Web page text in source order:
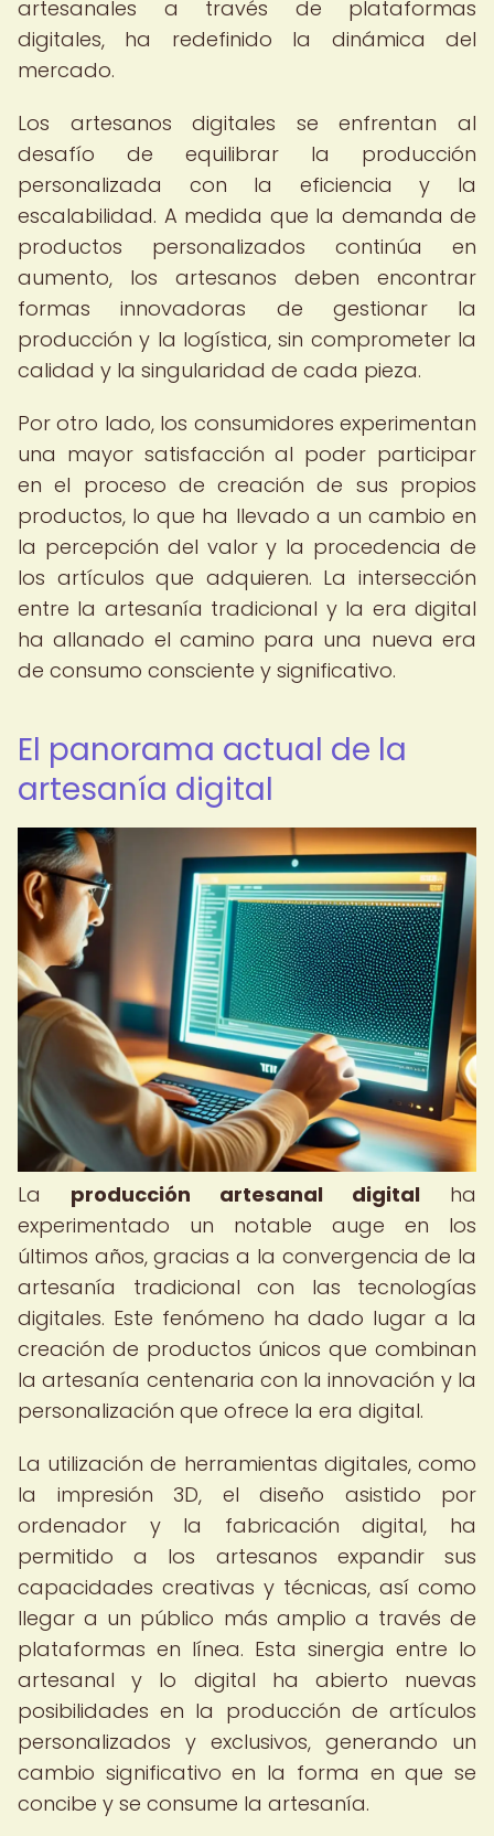
artesanales a través de plataformas
digitales, ha redefinido la dinámica del
mercado.
Los artesanos digitales se enfrentan al
desafío de equilibrar la producción
personalizada con la eficiencia y la
escalabilidad. A medida que la demanda de
productos personalizados continúa en
aumento, los artesanos deben encontrar
formas innovadoras de gestionar la
producción y la logística, sin comprometer la
calidad y la singularidad de cada pieza.
Por otro lado, los consumidores experimentan
una mayor satisfacción al poder participar
en el proceso de creación de sus propios
productos, lo que ha llevado a un cambio en
la percepción del valor y la procedencia de
los artículos que adquieren. La intersección
entre la artesanía tradicional y la era digital
ha allanado el camino para una nueva era
de consumo consciente y significativo.
El panorama actual de la
artesanía digital
La producción artesanal digital ha
experimentado un notable auge en los
últimos años, gracias a la convergencia de la
artesanía tradicional con las tecnologías
digitales. Este fenómeno ha dado lugar a la
creación de productos únicos que combinan
la artesanía centenaria con la innovación y la
personalización que ofrece la era digital.
La utilización de herramientas digitales, como
la impresión 3D, el diseño asistido por
ordenador y la fabricación digital, ha
permitido a los artesanos expandir sus
capacidades creativas y técnicas, así como
llegar a un público más amplio a través de
plataformas en línea. Esta sinergia entre lo
artesanal y lo digital ha abierto nuevas
posibilidades en la producción de artículos
personalizados y exclusivos, generando un
cambio significativo en la forma en que se
concibe y se consume la artesanía.